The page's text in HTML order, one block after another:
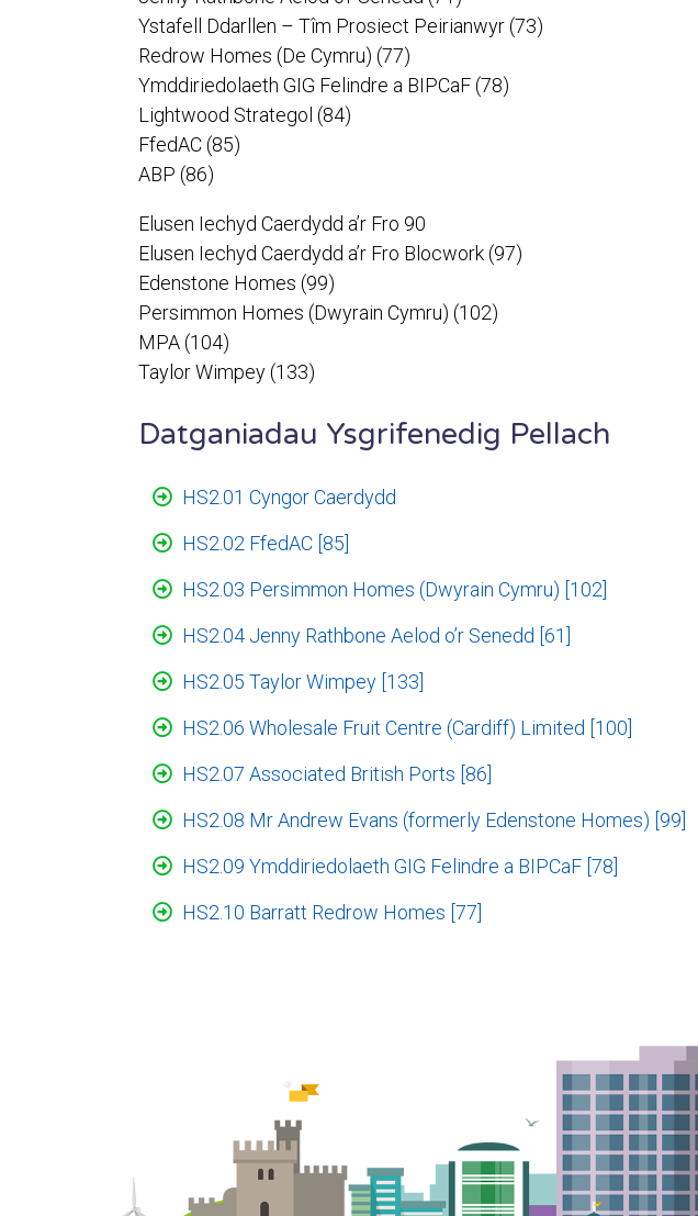
Ystafell Ddarllen – Tîm Prosiect Peirianwyr (73)
Redrow Homes (De Cymru) (77)
Ymddiriedolaeth GIG Felindre a BIPCaF (78)
Lightwood Strategol (84)
FfedAC (85)
ABP (86)
Elusen Iechyd Caerdydd a’r Fro 90
Elusen Iechyd Caerdydd a’r Fro Blocwork (97)
Edenstone Homes (99)
Persimmon Homes (Dwyrain Cymru) (102)
MPA (104)
Taylor Wimpey (133)
Datganiadau Ysgrifenedig Pellach
HS2.01 Cyngor Caerdydd
HS2.02 FfedAC [85]
HS2.03 Persimmon Homes (Dwyrain Cymru) [102]
HS2.04 Jenny Rathbone Aelod o’r Senedd [61]
HS2.05 Taylor Wimpey [133]
HS2.06 Wholesale Fruit Centre (Cardiff) Limited [100]
HS2.07 Associated British Ports [86]
HS2.08 Mr Andrew Evans (formerly Edenstone Homes) [99]
HS2.09 Ymddiriedolaeth GIG Felindre a BIPCaF [78]
HS2.10 Barratt Redrow Homes [77]